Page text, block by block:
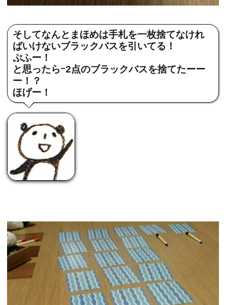
そしてなんとまほめは手札を一枚捨てなけれ
ばいけないブラックバスを引いてる！
ぷふー！
と思ったらｰ2点のブラックバスを捨てたーー
ー！？
ほげー！